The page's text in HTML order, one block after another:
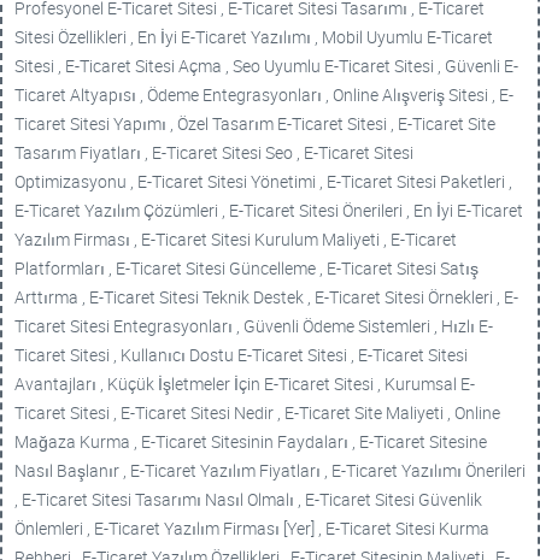
Profesyonel E-Ticaret Sitesi , E-Ticaret Sitesi Tasarımı , E-Ticaret
Sitesi Özellikleri , En İyi E-Ticaret Yazılımı , Mobil Uyumlu E-Ticaret
Sitesi , E-Ticaret Sitesi Açma , Seo Uyumlu E-Ticaret Sitesi , Güvenli E-
Ticaret Altyapısı , Ödeme Entegrasyonları , Online Alışveriş Sitesi , E-
Ticaret Sitesi Yapımı , Özel Tasarım E-Ticaret Sitesi , E-Ticaret Site
Tasarım Fiyatları , E-Ticaret Sitesi Seo , E-Ticaret Sitesi
Optimizasyonu , E-Ticaret Sitesi Yönetimi , E-Ticaret Sitesi Paketleri ,
E-Ticaret Yazılım Çözümleri , E-Ticaret Sitesi Önerileri , En İyi E-Ticaret
Yazılım Firması , E-Ticaret Sitesi Kurulum Maliyeti , E-Ticaret
Platformları , E-Ticaret Sitesi Güncelleme , E-Ticaret Sitesi Satış
Arttırma , E-Ticaret Sitesi Teknik Destek , E-Ticaret Sitesi Örnekleri , E-
Ticaret Sitesi Entegrasyonları , Güvenli Ödeme Sistemleri , Hızlı E-
Ticaret Sitesi , Kullanıcı Dostu E-Ticaret Sitesi , E-Ticaret Sitesi
Avantajları , Küçük İşletmeler İçin E-Ticaret Sitesi , Kurumsal E-
Ticaret Sitesi , E-Ticaret Sitesi Nedir , E-Ticaret Site Maliyeti , Online
Mağaza Kurma , E-Ticaret Sitesinin Faydaları , E-Ticaret Sitesine
Nasıl Başlanır , E-Ticaret Yazılım Fiyatları , E-Ticaret Yazılımı Önerileri
, E-Ticaret Sitesi Tasarımı Nasıl Olmalı , E-Ticaret Sitesi Güvenlik
Önlemleri , E-Ticaret Yazılım Firması [Yer] , E-Ticaret Sitesi Kurma